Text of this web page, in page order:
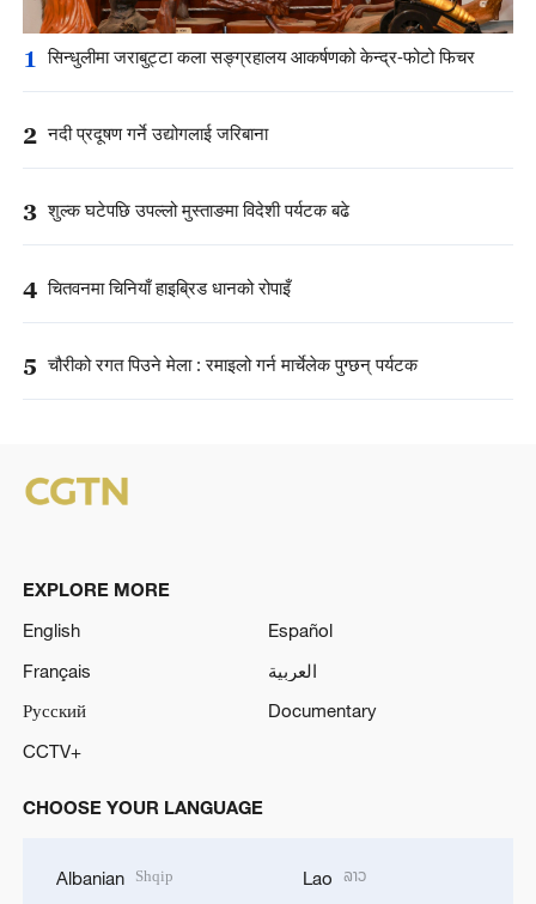
1 सिन्धुलीमा जराबुट्टा कला सङ्ग्रहालय आकर्षणको केन्द्र-फोटो फिचर
2 नदी प्रदूषण गर्ने उद्योगलाई जरिबाना
3 शुल्क घटेपछि उपल्लो मुस्ताङमा विदेशी पर्यटक बढे
4 चितवनमा चिनियाँ हाइब्रिड धानको रोपाइँ
5 चौरीको रगत पिउने मेला : रमाइलो गर्न मार्चेलेक पुग्छन् पर्यटक
EXPLORE MORE
English
Español
Français
العربية
Русский
Documentary
CCTV+
CHOOSE YOUR LANGUAGE
Albanian Shqip Lao ລາວ